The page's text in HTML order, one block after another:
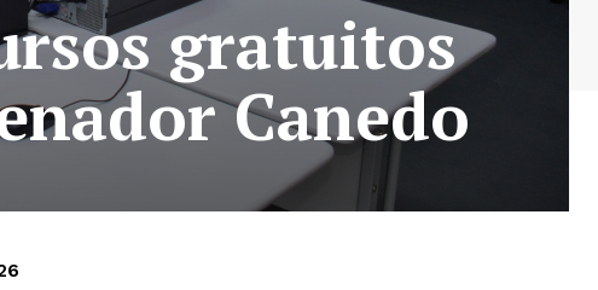
gratuitos
Canedo